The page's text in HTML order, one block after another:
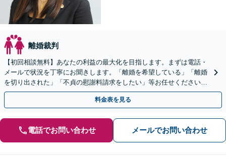
離婚裁判
【初回相談無料】あなたの利益の最大化を目指します。まずは電話・
メールで状況を丁寧にお聞きします。「離婚を希望している」「離婚
を切り出された」「不貞の慰謝料請求をしたい」等お任せください。
【リーズナブルな料金設定】
料金表を見る
電話でお問い合わせ メールでお問い合わせ